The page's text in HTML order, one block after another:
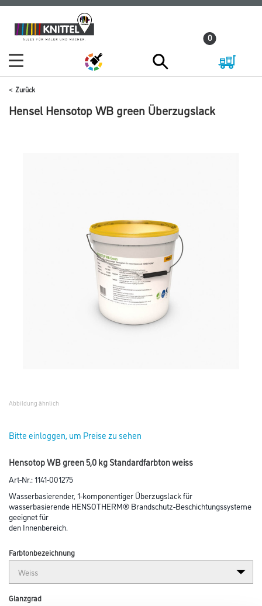
Zum
Inhalt
Zum
Navigationsmenü
0
Zurück
Hensel Hensotop WB green Überzugslack
Abbildung ähnlich
Bitte einloggen, um Preise zu sehen
Hensotop WB green 5,0 kg Standardfarbton weiss
Art-Nr.:1141-001275
Wasserbasierender, 1-komponentiger Überzugslack für
wasserbasierende HENSOTHERM® Brandschutz-Beschichtungssysteme
geeignet für
den Innenbereich.
Farbtonbezeichnung
Glanzgrad